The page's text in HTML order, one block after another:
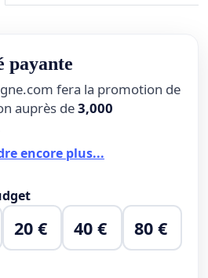
payante
fera la promotion de
auprès de3,000
encore plus...
20 € 40 € 80 €